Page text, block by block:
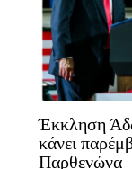
Έκκληση
κάνει
Παρθενώνα